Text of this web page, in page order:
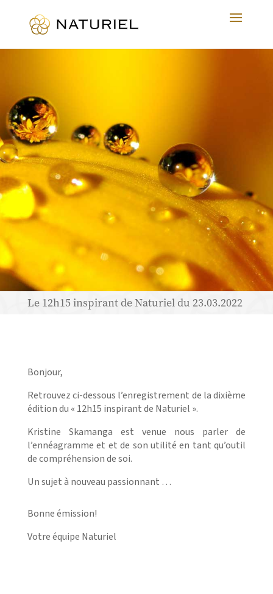
Le 12h15 inspirant de Naturiel du 23.03.2022
Bonjour,
Retrouvez ci-dessous l’enregistrement de la dixième
édition du « 12h15 inspirant de Naturiel ».
Kristine Skamanga est venue nous parler de
l’ennéagramme et et de son utilité en tant qu’outil
de compréhension de soi.
Un sujet à nouveau passionnant …
Bonne émission!
Votre équipe Naturiel